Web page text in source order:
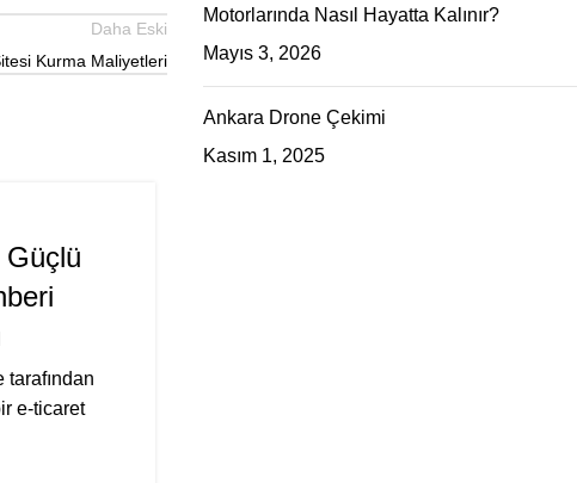
Daha Eski
Kurma Maliyetleri
e-ticaret
Motorlarında Nasıl Hayatta Kalınır?
Mayıs 3, 2026
Ankara Drone Çekimi
Kasım 1, 2025